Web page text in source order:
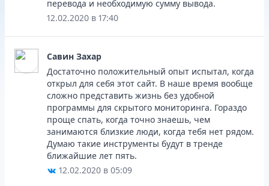
перевода и необходимую сумму вывода.
12.02.2020 в 17:40
Савин Захар
Достаточно положительный опыт испытал, когда
открыл для себя этот сайт. В наше время вообще
сложно представить жизнь без удобной
программы для скрытого мониторинга. Гораздо
проще спать, когда точно знаешь, чем
занимаются близкие люди, когда тебя нет рядом.
Думаю такие инструменты будут в тренде
ближайшие лет пять.
12.02.2020 в 05:09